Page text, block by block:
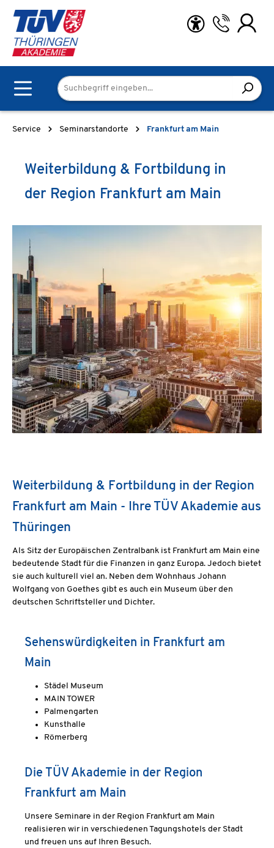
Zum Hauptinhalt springen
Service Seminarstandorte Frankfurt am Main
Weiterbildung & Fortbildung in
der Region Frankfurt am Main
Weiterbildung & Fortbildung in der Region
Frankfurt am Main - Ihre TÜV Akademie aus
Thüringen
Als Sitz der Europäischen Zentralbank ist Frankfurt am Main eine
bedeutende Stadt für die Finanzen in ganz Europa. Jedoch bietet
sie auch kulturell viel an. Neben dem Wohnhaus Johann
Wolfgang von Goethes gibt es auch ein Museum über den
deutschen Schriftsteller und Dichter.
Sehenswürdigkeiten in Frankfurt am
Main
Städel Museum
MAIN TOWER
Palmengarten
Kunsthalle
Römerberg
Die TÜV Akademie in der Region
Frankfurt am Main
Unsere Seminare in der Region Frankfurt am Main
realisieren wir in verschiedenen Tagungshotels der Stadt
und freuen uns auf Ihren Besuch.